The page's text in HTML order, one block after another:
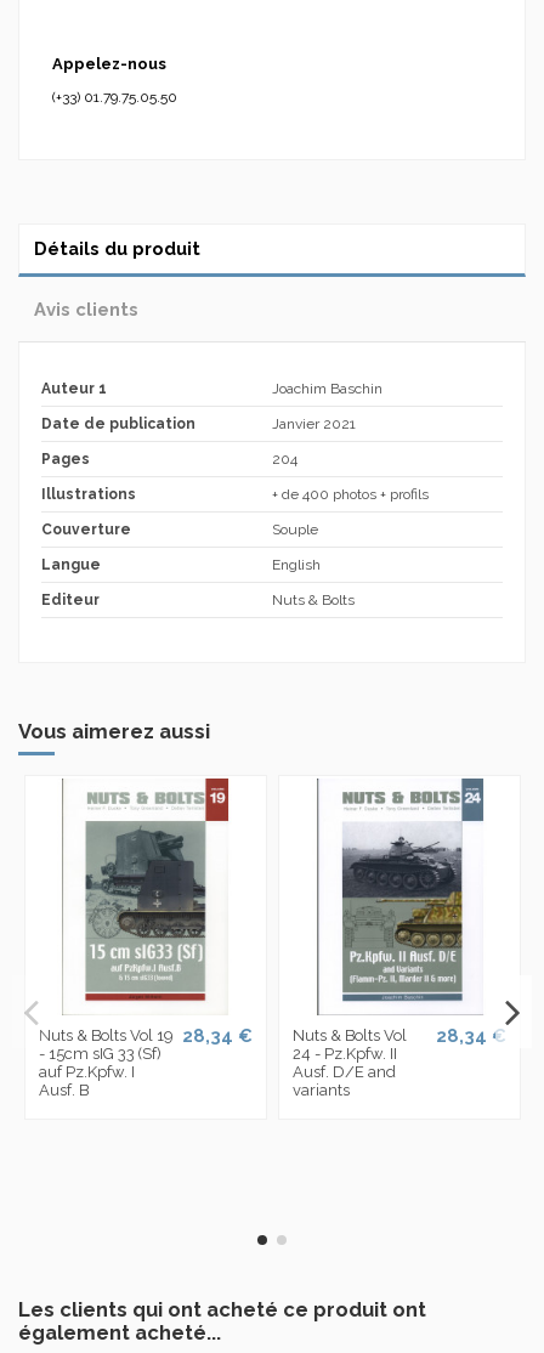
Appelez-nous
(+33) 01.79.75.05.50
Détails du produit
Avis clients
Auteur 1 Joachim Baschin
Date de publication Janvier 2021
Pages 204
Illustrations + de 400 photos + profils
Couverture Souple
Langue English
Editeur Nuts & Bolts
Vous aimerez aussi
Nuts & Bolts Vol 19
- 15cm sIG 33 (Sf)
auf Pz.Kpfw. I
Ausf. B
28,34 €
Nuts & Bolts Vol
24 - Pz.Kpfw. II
Ausf. D/E and
variants
28,34 €
Les clients qui ont acheté ce produit ont
également acheté...